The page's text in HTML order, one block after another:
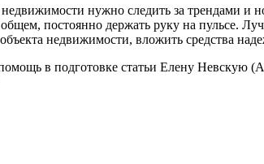
нужно следить за трендами и
постоянно держать руку на пульсе.
недвижимости, вложить средства
помощь в подготовке статьи Елену